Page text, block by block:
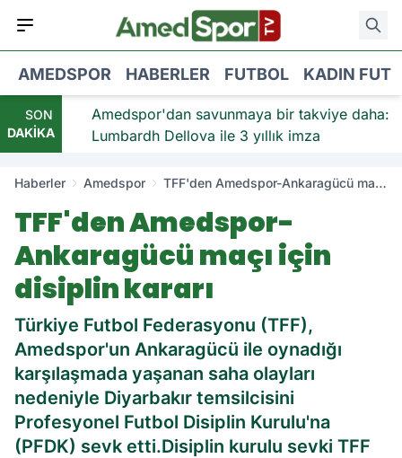
AMEDSPOR HABERLER FUTBOL KADIN
SON
DAKİKA
Amedspor'dan savunmaya bir takviye daha:
Lumbardh Dellova ile 3 yıllık imza
Haberler Amedspor
TFF'den Amedspor-Ankaragücü maçı
TFF'den Amedspor-
Ankaragücü maçı için
disiplin kararı
Türkiye Futbol Federasyonu (TFF),
Amedspor'un Ankaragücü ile oynadığı
karşılaşmada yaşanan saha olayları
nedeniyle Diyarbakır temsilcisini
Profesyonel Futbol Disiplin Kurulu'na
(PFDK) sevk etti.Disiplin kurulu sevki TFF